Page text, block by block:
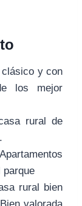
y con
los mejor
rural de
parque
rural bien